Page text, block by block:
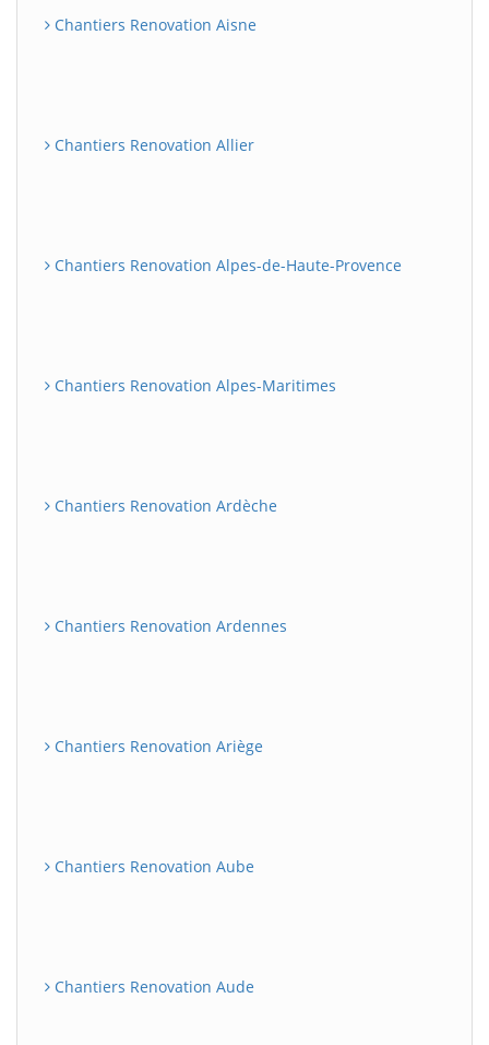
Chantiers Renovation Aisne
Chantiers Renovation Allier
Chantiers Renovation Alpes-de-Haute-Provence
Chantiers Renovation Alpes-Maritimes
Chantiers Renovation Ardèche
Chantiers Renovation Ardennes
Chantiers Renovation Ariège
Chantiers Renovation Aube
Chantiers Renovation Aude